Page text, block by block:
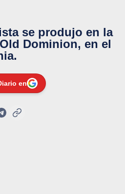
se produjo en la
Dominion, en el
en